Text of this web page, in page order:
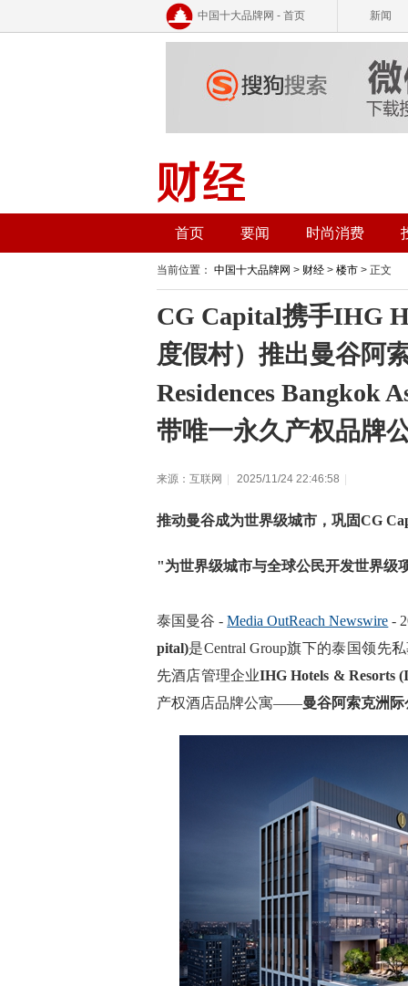
中国十大品牌网 - 首页 新闻
首页 要闻 时尚消费
当前位置： 中国十大品牌网 > 财经 > 楼市 > 正文
CG Capital携手IHG
度假村）推出曼谷阿
Residences
带唯一永久产权品牌
来源：互联网 2025/11/24 22:46:58
推动曼谷成为世界级城市，巩固CG
"为世界级城市与全球公民开发世界级
泰国曼谷 -Media OutReach Newswire -
pital)是Central Group旗下的泰国领先
先酒店管理企业IHG Hotels & Resorts
产权酒店品牌公寓——曼谷阿索克洲际